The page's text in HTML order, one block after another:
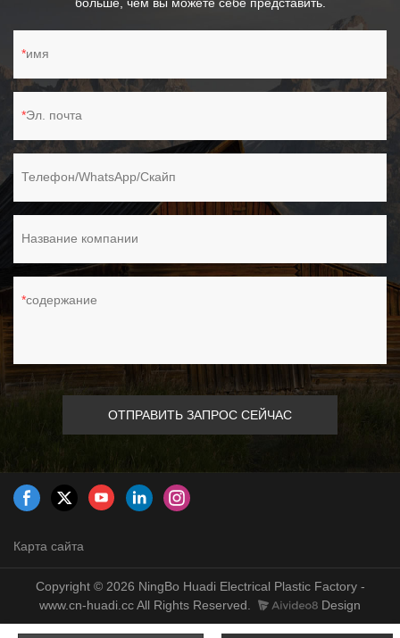
имя
Эл. почта
Телефон/WhatsApp/Скайп
Название компании
содержание
ОТПРАВИТЬ ЗАПРОС СЕЙЧАС
Карта сайта
Copyright © 2026 NingBo Huadi Electrical Plastic Factory -
www.cn-huadi.cc All Rights Reserved.
Design